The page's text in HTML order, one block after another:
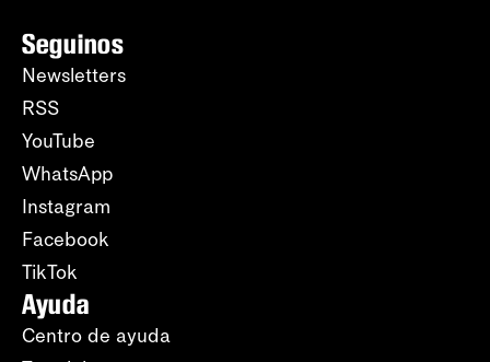
Seguinos
Newsletters
RSS
YouTube
WhatsApp
Instagram
Facebook
TikTok
Ayuda
Centro de ayuda